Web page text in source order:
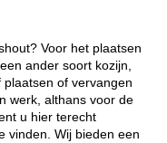
Voor het plaatsen
ander soort kozijn,
of vervangen
werk, althans voor de
u hier terecht
vinden. Wij bieden een